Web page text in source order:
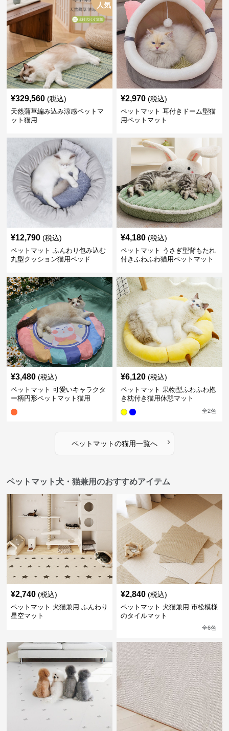
人気
¥329,560 (税込)
天然蒲草編み込み涼感ペットマ
ット猫用
¥2,970 (税込)
ペットマット 耳付きドーム型猫
用ペットマット
¥12,790 (税込)
ペットマット ふんわり包み込む
丸型クッション猫用ベッド
¥4,180 (税込)
ペットマット うさぎ型背もたれ
付きふわふわ猫用ペットマット
¥3,480 (税込)
ペットマット 可愛いキャラクタ
ー柄円形ペットマット猫用
¥6,120 (税込)
ペットマット 果物型ふわふわ抱
き枕付き猫用休憩マット
全2色
ペットマットの猫用一覧へ ›
ペットマット犬・猫兼用のおすすめアイテム
¥2,740 (税込)
ペットマット 犬猫兼用 ふんわり
星空マット
¥2,840 (税込)
ペットマット 犬猫兼用 市松模様
のタイルマット
全6色